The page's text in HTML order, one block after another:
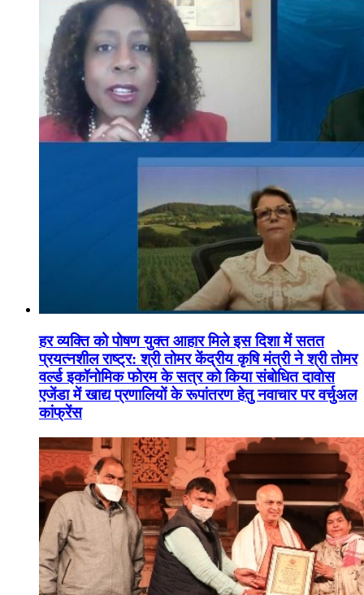
हर व्यक्ति को पोषण युक्त आहार मिले इस दिशा में सतत
प्रयत्नशील राष्ट्र: श्री तोमर केंद्रीय कृषि मंत्री ने श्री तोमर
वर्ल्ड इकॉनोमिक फोरम के सत्र को किया संबोधित दावोस
एजेंडा में खाद्य प्रणालियों के रूपांतरण हेतु नवाचार पर वर्चुअल
कांफ्रेंस